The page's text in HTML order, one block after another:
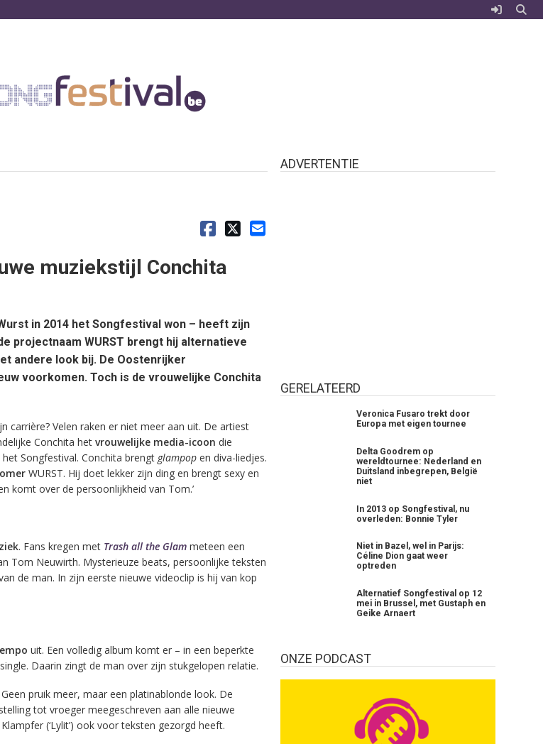
muziekstijl Conchita
in 2014 het Songfestival won – heeft zijn
projectnaam WURST brengt hij alternatieve
andere look bij. De Oostenrijker
voorkomen. Toch is de vrouwelijke Conchita
carrière? Velen raken er niet meer aan uit. De artiest
Conchita het vrouwelijke media-icoon die
Songfestival. Conchita brengt glampopen diva-liedjes.
WURST. Hij doet lekker zijn ding en brengt sexy en
komt over de persoonlijkheid van Tom.’
. Fans kregen met Trash all the Glammeteen een
Tom Neuwirth. Mysterieuze beats, persoonlijke teksten
de man. In zijn eerste nieuwe videoclip is hij van kop
uit. Een volledig album komt er – in een beperkte
Daarin zingt de man over zijn stukgelopen relatie.
pruik meer, maar een platinablonde look. De
tot vroeger meegeschreven aan alle nieuwe
(‘Lylit’) ook voor teksten gezorgd heeft.
ADVERTENTIE
GERELATEERD
Veronica Fusaro trekt door
Europa met eigen tournee
Delta Goodrem op
wereldtournee: Nederland en
Duitsland inbegrepen, België
niet
In 2013 op Songfestival, nu
overleden: Bonnie Tyler
Niet in Bazel, wel in Parijs:
Céline Dion gaat weer
optreden
Alternatief Songfestival op 12
mei in Brussel, met Gustaph en
Geike Arnaert
ONZE PODCAST